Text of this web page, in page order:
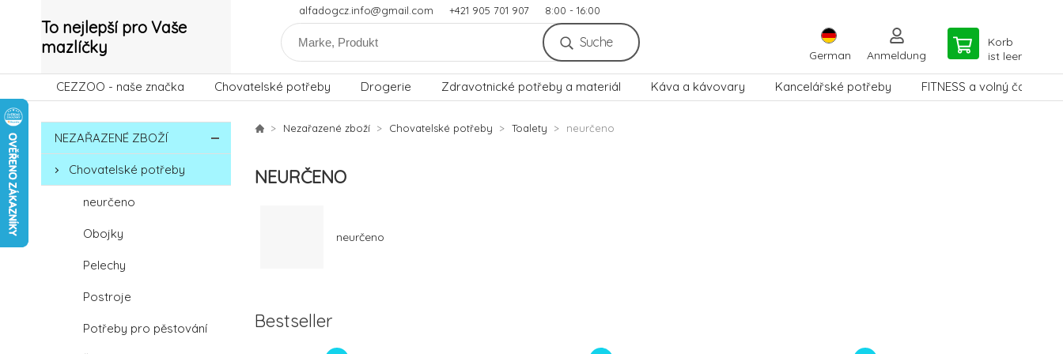
To nejlepší pro Vaše
mazlíčky
alfadogcz.info@gmail.com +421 905 701 907 8:00 - 16:00
Suche
German Anmeldung
Korb
ist leer
CEZZOO - naše značka Chovatelské potřeby Drogerie Zdravotnické potřeby a materiál Káva a kávovary Kancelářské potřeby FITNESS a volný čas
NEZAŘAZENÉ ZBOŽÍ
Chovatelské potřeby
neurčeno
Obojky
Pelechy
Postroje
Potřeby pro pěstování
Nezařazené zboží Chovatelské potřeby Toalety neurčeno
NEURČENO
neurčeno
Bestseller